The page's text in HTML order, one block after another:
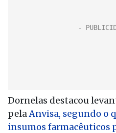
Dornelas destacou
pelaAnvisa, segundo o
insumos farmacêuticos